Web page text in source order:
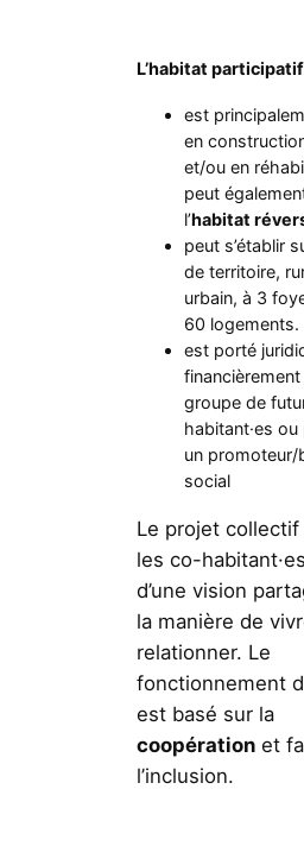
L’habitat participatif
est
en
et/ou en
peut
l’habitat
peut s’établir
de territoire,
urbain, à 3
60 logements.
est porté
groupe de
habitant·es
un promoteur/
social
Le projet
les co-
d’une vision
la manière de
relationner. Le
fonctionnement
est basé sur la
coopération et
l’inclusion.